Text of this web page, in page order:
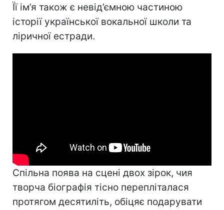
Її ім’я також є невід’ємною частиною
історії української вокальної школи та
ліричної естради.
Спільна поява на сцені двох зірок, чия
творча біографія тісно перепліталася
протягом десятиліть, обіцяє подарувати